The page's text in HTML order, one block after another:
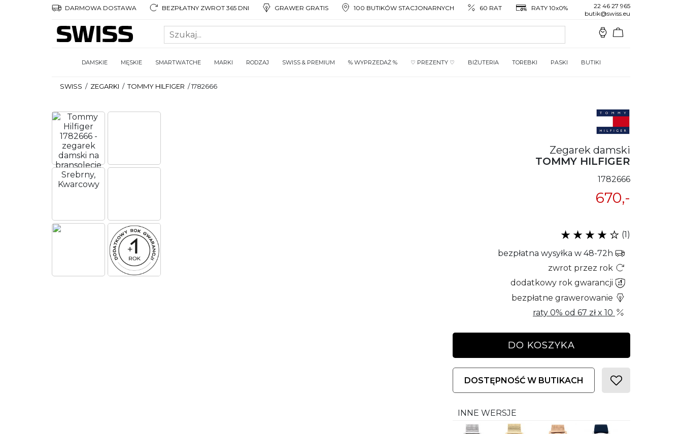
DARMOWA DOSTAWA BEZPŁATNY ZWROT 365 DNI GRAWER GRATIS 100 BUTIKÓW STACJONARNYCH 60 RAT RATY 10x0%
22 46 27 965
butik@swiss.eu
DAMSKIE MĘSKIE SMARTWATCHE MARKI RODZAJ SWISS & PREMIUM % WYPRZEDAŻ % ♡ PREZENTY ♡ BIŻUTERIA TOREBKI PASKI BUTIKI
SWISS / ZEGARKI / TOMMY HILFIGER /1782666
Zegarek damski
TOMMY HILFIGER
1782666
670,-
(1)
bezpłatna wysyłka w 48-72h
zwrot przez rok
dodatkowy rok gwarancji
bezpłatne grawerowanie
raty 0% od 67 złx 10
DO KOSZYKA
DOSTĘPNOŚĆ W BUTIKACH
INNE WERSJE